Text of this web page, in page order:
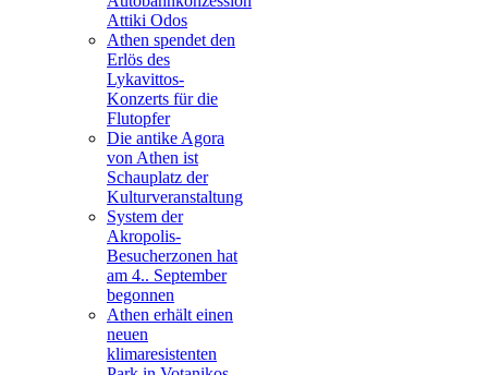
Attiki Odos
Athen spendet den
Erlös des
Lykavittos-
Konzerts für die
Flutopfer
Die antike Agora
von Athen ist
Schauplatz der
Kulturveranstaltung
System der
Akropolis-
Besucherzonen hat
am 4.. September
begonnen
Athen erhält einen
neuen
klimaresistenten